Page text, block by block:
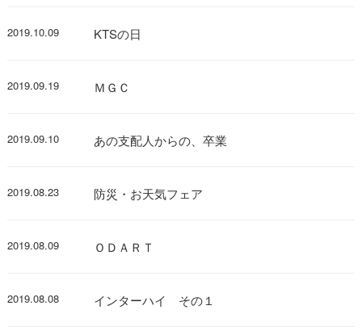
2019.10.09 KTSの日
2019.09.19 ＭＧＣ
2019.09.10 あの支配人からの、卒業
2019.08.23 防災・お天気フェア
2019.08.09 ＯＤＡＲＴ
2019.08.08 インターハイ その１